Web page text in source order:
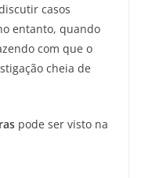
casos
entanto, quando
com que o
cheia de
pode ser visto na